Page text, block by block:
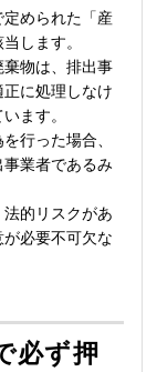
められた「産
します。
物は、排出事
に処理しなけ
ます。
行った場合、
業者であるみ
法的リスクがあ
必要不可欠な
必ず押